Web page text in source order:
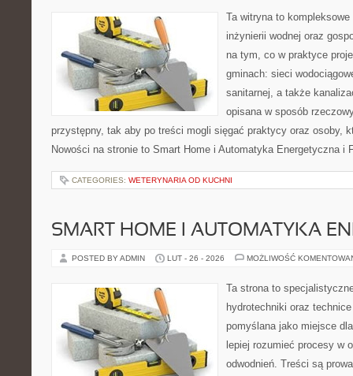
Ta witryna to
inżynierii wodnej oraz
na tym, co w praktyce
gminach: sieci
sanitarnej, a także
opisana w sposób
przystępny, tak aby po treści mogli sięgać praktycy oraz osoby,
Nowości na stronie to Smart Home i Automatyka Energetyczna
CATEGORIES: WETERYNARIA OD KUCHNI
SMART HOME I AUTOMATYKA
POSTED BY ADMIN LUT - 26 - 2026 MOŻLIWOŚĆ
Ta strona to
hydrotechniki oraz
pomyślana jako miejsce
lepiej rozumieć procesy w
odwodnień. Treści są